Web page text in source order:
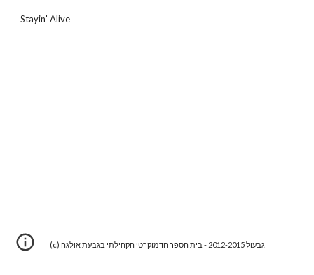
Stayin' Alive
(c) גבעול 2012-2015 - בית הספר הדמוקרטי הקהילתי בגבעת אולגה